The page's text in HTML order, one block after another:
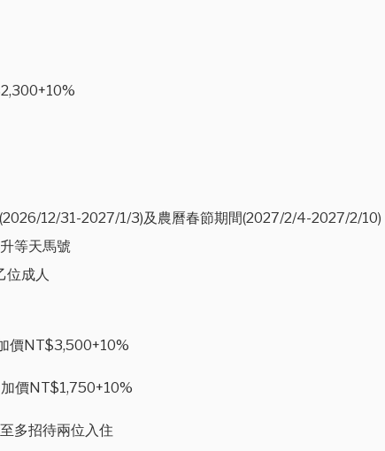
12/31-2027/1/3)及農曆春節期間(2027/2/4-2027/2/10)
等天馬號
位成人
價NT$3,500+10%
價NT$1,750+10%
多招待兩位入住